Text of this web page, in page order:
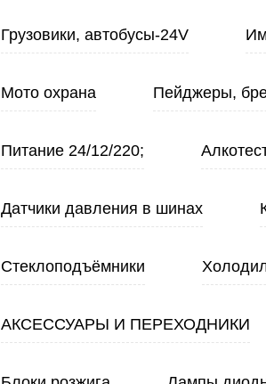
Грузовики, автобусы-24V
Мото охрана Пейджеры,
Питание 24/12/220;
Датчики давления в шинах
Стеклоподъёмники
АКСЕССУАРЫ И ПЕРЕХОДНИКИ